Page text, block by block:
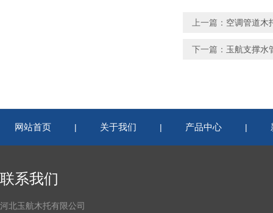
上一篇： 空调管道木
下一篇： 玉航支撑水
网站首页 | 关于我们 | 产品中心 |
联系我们
河北玉航木托有限公司